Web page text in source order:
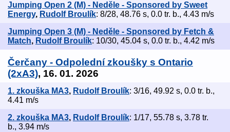
Jumping Open 2 (M) - Neděle - Sponsored by Sweet
Energy, Rudolf Broulík: 8/28, 48.76 s, 0.0 tr. b., 4.43 m/s
Jumping Open 3 (M) - Neděle - Sponsored by Fetch &
Match, Rudolf Broulík: 10/30, 45.04 s, 0.0 tr. b., 4.42 m/s
Čerčany - Odpolední zkoušky s Ontario
(2xA3), 16. 01. 2026
1. zkouška MA3, Rudolf Broulík: 3/16, 49.92 s, 0.0 tr. b.,
4.41 m/s
2. zkouška MA3, Rudolf Broulík: 1/17, 55.78 s, 3.78 tr.
b., 3.94 m/s